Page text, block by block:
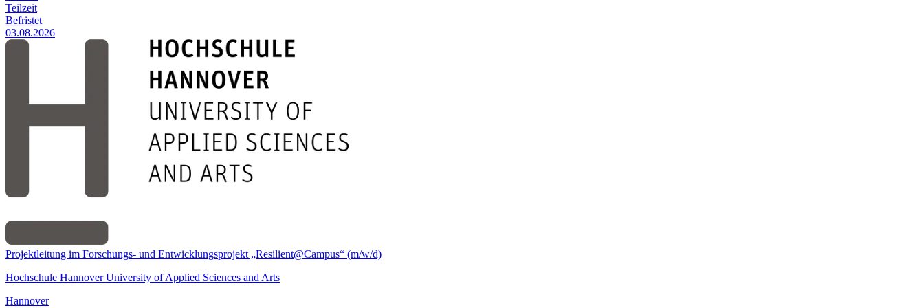
Teilzeit
Befristet
03.08.2026
Projektleitung im Forschungs- und Entwicklungsprojekt „Resilient@Campus“ (m/w/d)
Hochschule Hannover University of Applied Sciences and Arts
Hannover